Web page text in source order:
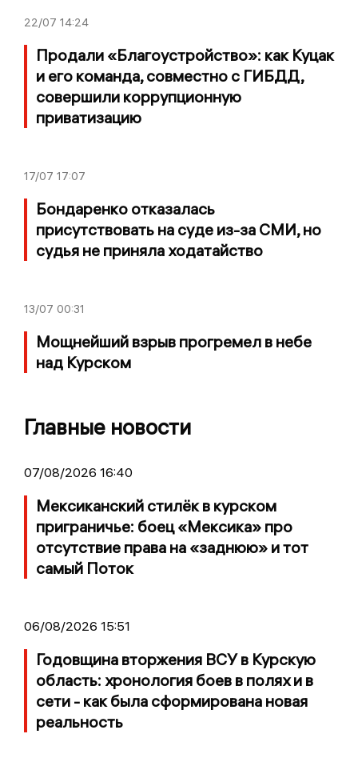
22/07 14:24
Продали «Благоустройство»: как Куцак
и его команда, совместно с ГИБДД,
совершили коррупционную
приватизацию
17/07 17:07
Бондаренко отказалась
присутствовать на суде из-за СМИ, но
судья не приняла ходатайство
13/07 00:31
Мощнейший взрыв прогремел в небе
над Курском
Главные новости
07/08/2026 16:40
Мексиканский стилёк в курском
приграничье: боец «Мексика» про
отсутствие права на «заднюю» и тот
самый Поток
06/08/2026 15:51
Годовщина вторжения ВСУ в Курскую
область: хронология боев в полях и в
сети - как была сформирована новая
реальность